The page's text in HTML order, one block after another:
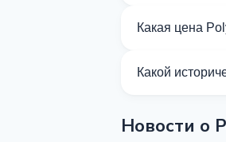
Какая цена
Какой
Новости о